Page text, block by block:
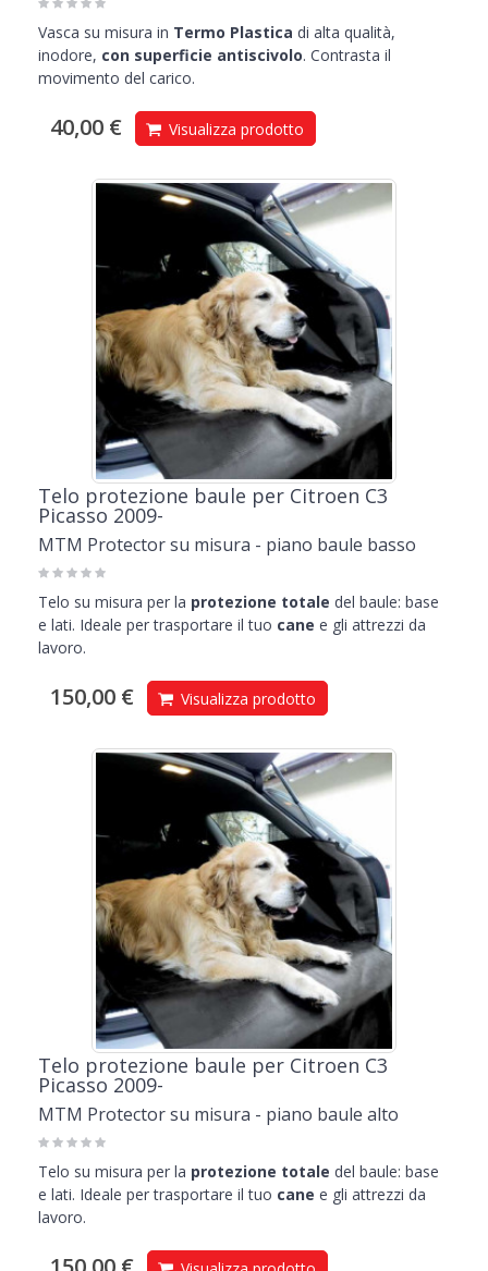
Vasca su misura in Termo Plastica di alta qualità,
inodore, con superficie antiscivolo. Contrasta il
movimento del carico.
40,00 € Visualizza prodotto
Telo protezione baule per Citroen C3
Picasso 2009-
MTM Protector su misura - piano baule basso
Telo su misura per la protezione totale del baule: base
e lati. Ideale per trasportare il tuo cane e gli attrezzi da
lavoro.
150,00 € Visualizza prodotto
Telo protezione baule per Citroen C3
Picasso 2009-
MTM Protector su misura - piano baule alto
Telo su misura per la protezione totale del baule: base
e lati. Ideale per trasportare il tuo cane e gli attrezzi da
lavoro.